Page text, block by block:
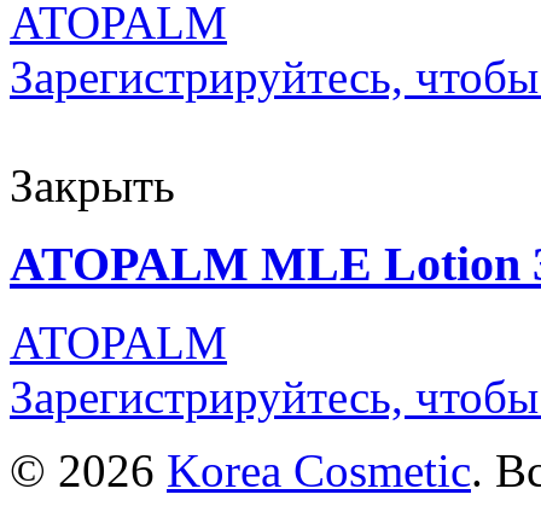
ATOPALM
Зарегистрируйтесь,
Закрыть
ATOPALM MLE Lotion
ATOPALM
Зарегистрируйтесь,
© 2026 Korea Cosmetic.